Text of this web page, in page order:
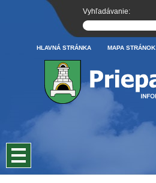
HLAVNÁ STRÁNKA MAPA STRÁNOK
Vyhľadávanie: